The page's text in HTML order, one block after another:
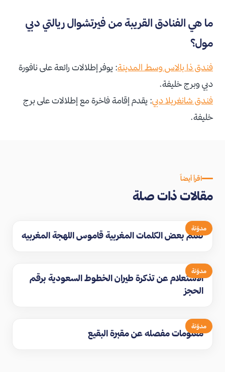
ما هي الفنادق القريبة من فيرتشوال ريالتي دبي
مول؟
فندق ذا بالاس وسط المدينة: يوفر إطلالات رائعة على نافورة
دبي وبرج خليفة.
فندق شانغريلا دبي: يقدم إقامة فاخرة مع إطلالات على برج
خليفة.
اقرأ أيضاً
مقالات ذات صلة
مدوّنة
تعلم بعض الكلمات المغربية قاموس اللهجة المغربيه
مدوّنة
الاستعلام عن تذكرة طيران الخطوط السعودية برقم
الحجز
مدوّنة
معلومات مفصله عن مقبرة البقيع